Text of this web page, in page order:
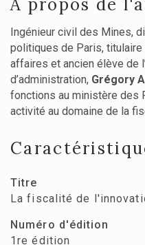
À propos de
Ingénieur civil des Mines,
politiques de Paris, titulaire
affaires et ancien élève de
d’administration, Grégory
fonctions au ministère des
activité au domaine de la
Titre
La fiscalité de
Numéro d'édition
1re édition